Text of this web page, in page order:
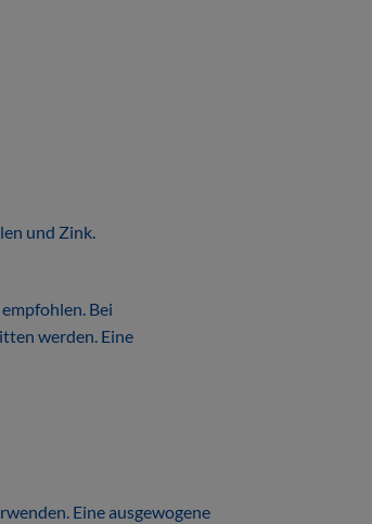
und Zink.
Bei
werden. Eine
Eine ausgewogene